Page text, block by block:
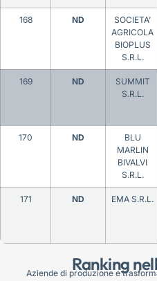
Ranking
168 ND
SOCIETA’
AGRICOLA
BIOPLUS
S.R.L.
169 ND
SUMMIT
S.R.L.
170 ND
BLU
MARLIN
BIVALVI
S.R.L.
171 ND EMA S.R.L.
Aziende di produzione e